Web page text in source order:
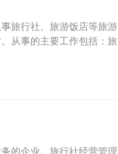
旅行社、旅游饭店等旅游
从事的主要工作包括：旅
的企业。旅行社经营管理